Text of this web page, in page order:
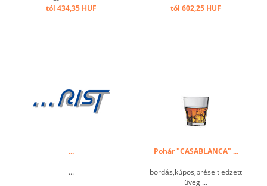
tól 434,35 HUF
tól 602,25 HUF
...
...
Pohár "CASABLANCA" ...
bordás,kúpos,préselt edzett
üveg ...